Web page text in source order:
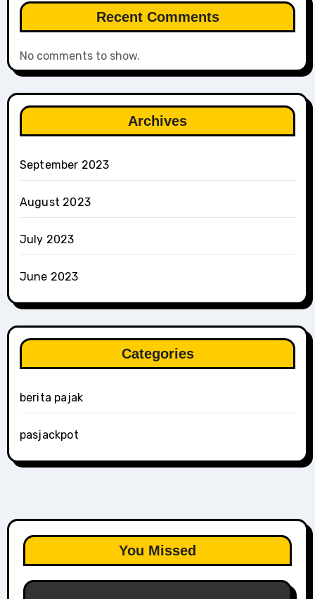
Recent Comments
No comments to show.
Archives
September 2023
August 2023
July 2023
June 2023
Categories
berita pajak
pasjackpot
You Missed